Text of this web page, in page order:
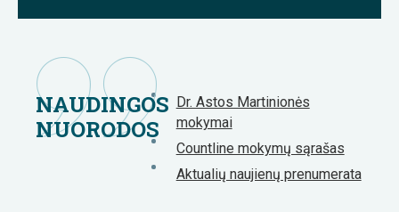
NAUDINGOS
NUORODOS
Dr. Astos Martinionės
mokymai
Countline mokymų sąrašas
Aktualių naujienų prenumerata